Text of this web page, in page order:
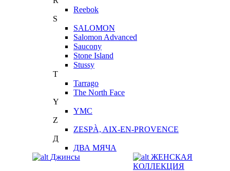
Reebok
S
SALOMON
Salomon Advanced
Saucony
Stone Island
Stussy
T
Tarrago
The North Face
Y
YMC
Z
ZESPÀ, AIX-EN-PROVENCE
Д
ДВА МЯЧА
Джинсы
ЖЕНСКАЯ
КОЛЛЕКЦИЯ